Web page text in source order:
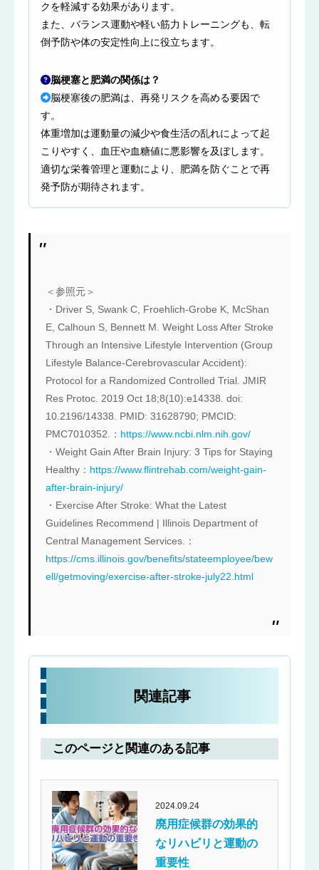
クを軽減する効果があります。
また、バランス運動や軽い筋力トレーニングも、転
倒予防や体の安定性向上に役立ちます。
脳梗塞と肥満の関係は？
脳梗塞後の肥満は、再発リスクを高める要因で
す。
体重増加は運動量の減少や食生活の乱れによって起
こりやすく、血圧や血糖値に悪影響を及ぼします。
適切な栄養管理と運動により、肥満を防ぐことで再
発予防が期待されます。
＜参照元＞
・Driver S, Swank C, Froehlich-Grobe K, McShan
E, Calhoun S, Bennett M. Weight Loss After Stroke
Through an Intensive Lifestyle Intervention (Group
Lifestyle Balance-Cerebrovascular Accident):
Protocol for a Randomized Controlled Trial. JMIR
Res Protoc. 2019 Oct 18;8(10):e14338. doi:
10.2196/14338. PMID: 31628790; PMCID:
PMC7010352.： https://www.ncbi.nlm.nih.gov/
・Weight Gain After Brain Injury: 3 Tips for Staying
Healthy： https://www.flintrehab.com/weight-gain-
after-brain-injury/
・Exercise After Stroke: What the Latest
Guidelines Recommend | Illinois Department of
Central Management Services.：
https://cms.illinois.gov/benefits/stateemployee/bew
ell/getmoving/exercise-after-stroke-july22.html
関連記事
このページと関連のある記事
2024.09.24
廃用症候群の効果的
なリハビリと運動の
重要性